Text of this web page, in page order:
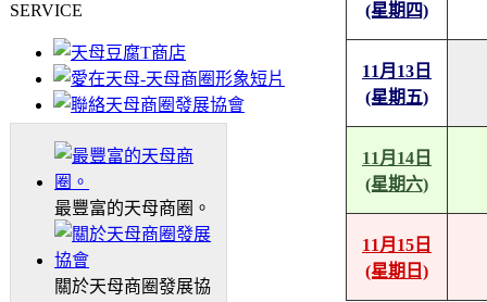
SERVICE
最豐富的天母商圈。
關於天母商圈發展協
(星期四)
11月13日
(星期五)
11月14日
(星期六)
11月15日
(星期日)